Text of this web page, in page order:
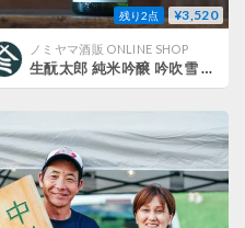
残り2点 ¥3,520
ノミヤマ酒販 ONLINE SHOP
生酛太郎 純米吟醸 吟吹雪 生酒 1800ml